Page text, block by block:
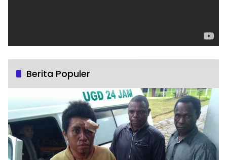
Berita Populer